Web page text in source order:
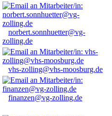
norbert.sonnhuetter@vg-
zolling.de
vhs-zolling@vhs-moosburg.de
finanzen@vg-zolling.de